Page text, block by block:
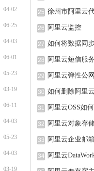
04-02
06-25
04-03
06-01
05-23
03-19
06-11
04-03
05-23
04-03
03-19
例的
25 徐州市阿里云
26 阿里云监控
27 如何将数据同
28 阿里云短信服务
29 阿里云弹性公
30 如何删除阿里
31 阿里云OSS如
32
阿里云对象存
完可
33 阿里云企业邮
34 阿里云